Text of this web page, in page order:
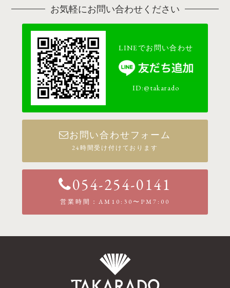
お気軽にお問い合わせください
LINEでお問い合わせ
ID:@takarado
お問い合わせフォーム
24時間受け付けております
054-254-0141
営業時間：AM10:30〜PM7:00